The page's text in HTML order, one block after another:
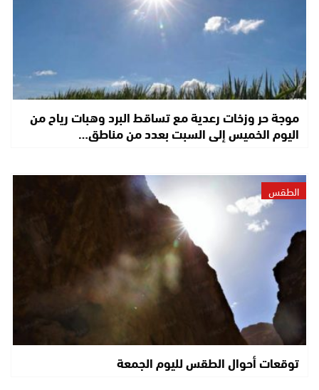
موجة حر وزخات رعدية مع تساقط البرد وهبات رياح من
اليوم الخميس إلى السبت بعدد من مناطق…
الطقس
توقعات أحوال الطقس لليوم الجمعة